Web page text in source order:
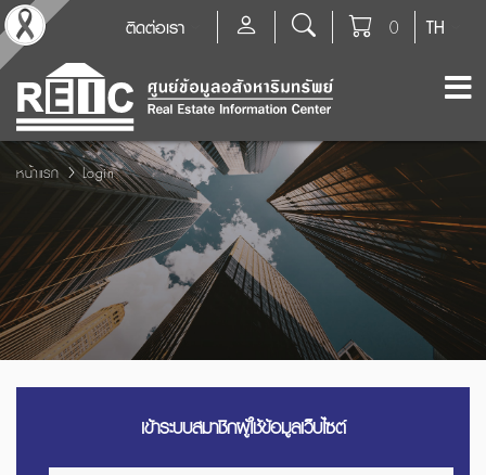
TH
0
ติดต่อเรา
หน้าแรก Login
เข้าระบบสมาชิกผู้ใช้ข้อมูลเว็บไซต์